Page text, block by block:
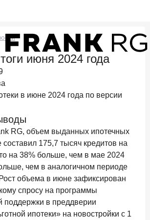
RG
ИССЛЕДОВАНИЕ
года объем выдач кредитов
млрд руб.
ИССЛЕДОВАНИЕ
компании МСБ при смене
обслуживания
ИССЛЕДОВАНИЕ
итоги июня 2026 года в цифрах
на брокерское обслуживание —
выбора брокера
июня 2024 года
в июне 2024 года по версии
RG, объем выданных ипотечных
175,7 тысяч кредитов на
на 38% больше, чем в мае 2024
чем в аналогичном периоде
объема в июне зафиксирован
спросу на программы
поддержки в преддверии
ипотеки» на новостройки с 1